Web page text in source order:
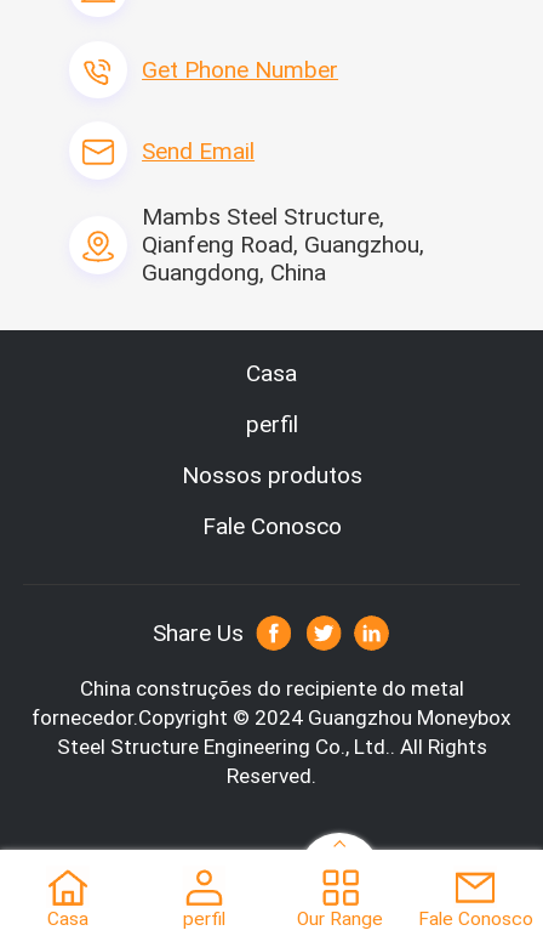
Get Phone Number
Send Email
Mambs Steel Structure,
Qianfeng Road, Guangzhou,
Guangdong, China
Casa
perfil
Nossos produtos
Fale Conosco
Share Us
China construções do recipiente do metal
fornecedor.Copyright © 2024 Guangzhou Moneybox
Steel Structure Engineering Co., Ltd.. All Rights
Reserved.
Casa perfil Our Range Fale Conosco